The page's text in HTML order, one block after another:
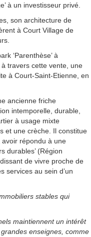
à un investisseur privé.
son architecture de
à Court Village de
‘Parenthèse’ à
à travers cette vente, une
à Court-Saint-Etienne, en
ancienne friche
intemporelle, durable,
à usage mixte
et une crèche. Il constitue
répondu à une
durables’ (Région
de vivre proche de
services au sein d’un
stables qui
maintiennent un intérêt
enseignes, comme